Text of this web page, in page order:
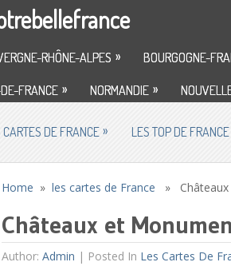
RHÔNE-ALPES » BOURGOGNE-
FRANCE » NORMANDIE »
CARTES DE FRANCE » LES TOP DE FRANCE
Home »les cartes de France » Châteaux
Châteaux et
Author:Admin | Posted In Les Cartes De